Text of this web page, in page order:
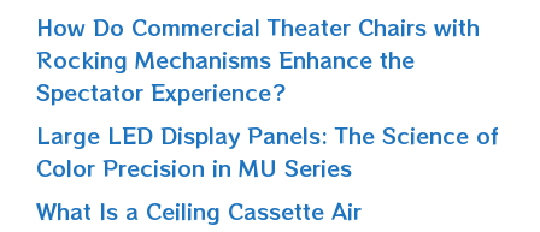
How Do Commercial Theater Chairs with
Rocking Mechanisms Enhance the
Spectator Experience?
Large LED Display Panels: The Science of
Color Precision in MU Series
What Is a Ceiling Cassette Air